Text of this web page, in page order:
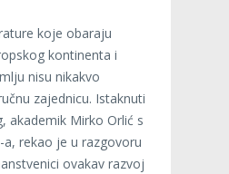
koje obaraju
kontinenta i
nisu nikakvo
zajednicu. Istaknuti
akademik Mirko Orlić s
a, rekao je u razgovoru
ovakav razvoj